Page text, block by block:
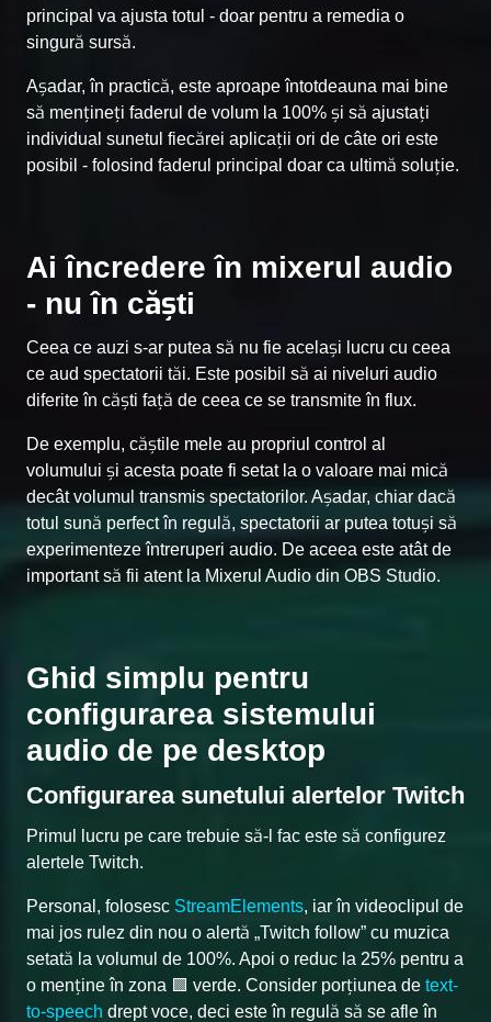
principal va ajusta totul - doar pentru a remedia o
singură sursă.
Așadar, în practică, este aproape întotdeauna mai bine
să mențineți faderul de volum la 100% și să ajustați
individual sunetul fiecărei aplicații ori de câte ori este
posibil - folosind faderul principal doar ca ultimă soluție.
Ai încredere în mixerul audio
- nu în căști
Ceea ce auzi s-ar putea să nu fie același lucru cu ceea
ce aud spectatorii tăi. Este posibil să ai niveluri audio
diferite în căști față de ceea ce se transmite în flux.
De exemplu, căștile mele au propriul control al
volumului și acesta poate fi setat la o valoare mai mică
decât volumul transmis spectatorilor. Așadar, chiar dacă
totul sună perfect în regulă, spectatorii ar putea totuși să
experimenteze întreruperi audio. De aceea este atât de
important să fii atent la Mixerul Audio din OBS Studio.
Ghid simplu pentru
configurarea sistemului
audio de pe desktop
Configurarea sunetului alertelor Twitch
Primul lucru pe care trebuie să-l fac este să configurez
alertele Twitch.
Personal, folosesc StreamElements, iar în videoclipul de
mai jos rulez din nou o alertă „Twitch follow” cu muzica
setată la volumul de 100%. Apoi o reduc la 25% pentru a
o menține în zona 🟩 verde. Consider porțiunea de text-
to-speech drept voce, deci este în regulă să se afle în